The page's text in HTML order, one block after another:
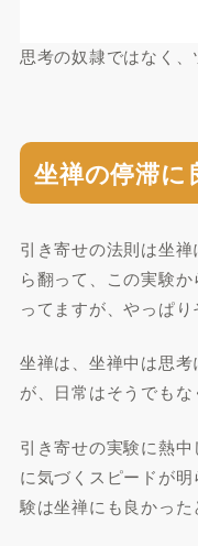
思考の奴隷ではなく
坐禅の停滞に
引き寄せの法則は坐
ら翻って、この実験
ってますが、やっぱり
坐禅は、坐禅中は思
が、日常はそうでもな
引き寄せの実験に熱
に気づくスピードが
験は坐禅にも良かった